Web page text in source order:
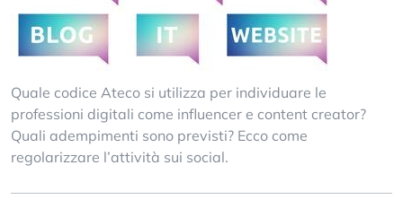
Quale codice Ateco si utilizza per individuare le
professioni digitali come influencer e content creator?
Quali adempimenti sono previsti? Ecco come
regolarizzare l’attività sui social.